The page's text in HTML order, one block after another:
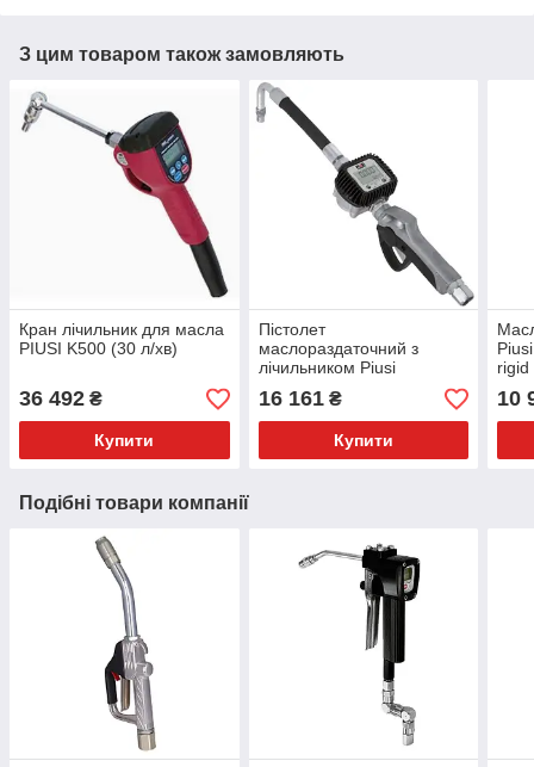
З цим товаром також замовляють
Кран лічильник для масла
PIUSI K500 (30 л/хв)
36 492 ₴
Купити
Пістолет
маслораздаточний з
лічильником Piusi
F00984010 K400 nozzle
flex (гнучкий носик)
16 161₴
Купити
rigid
10
Подібні товари компанії